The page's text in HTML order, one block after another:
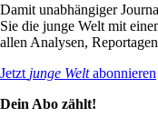
Damit unabhängiger
Sie die junge Welt mit
allen Analysen,
Jetzt junge Weltabonnieren
Dein Abo zählt!